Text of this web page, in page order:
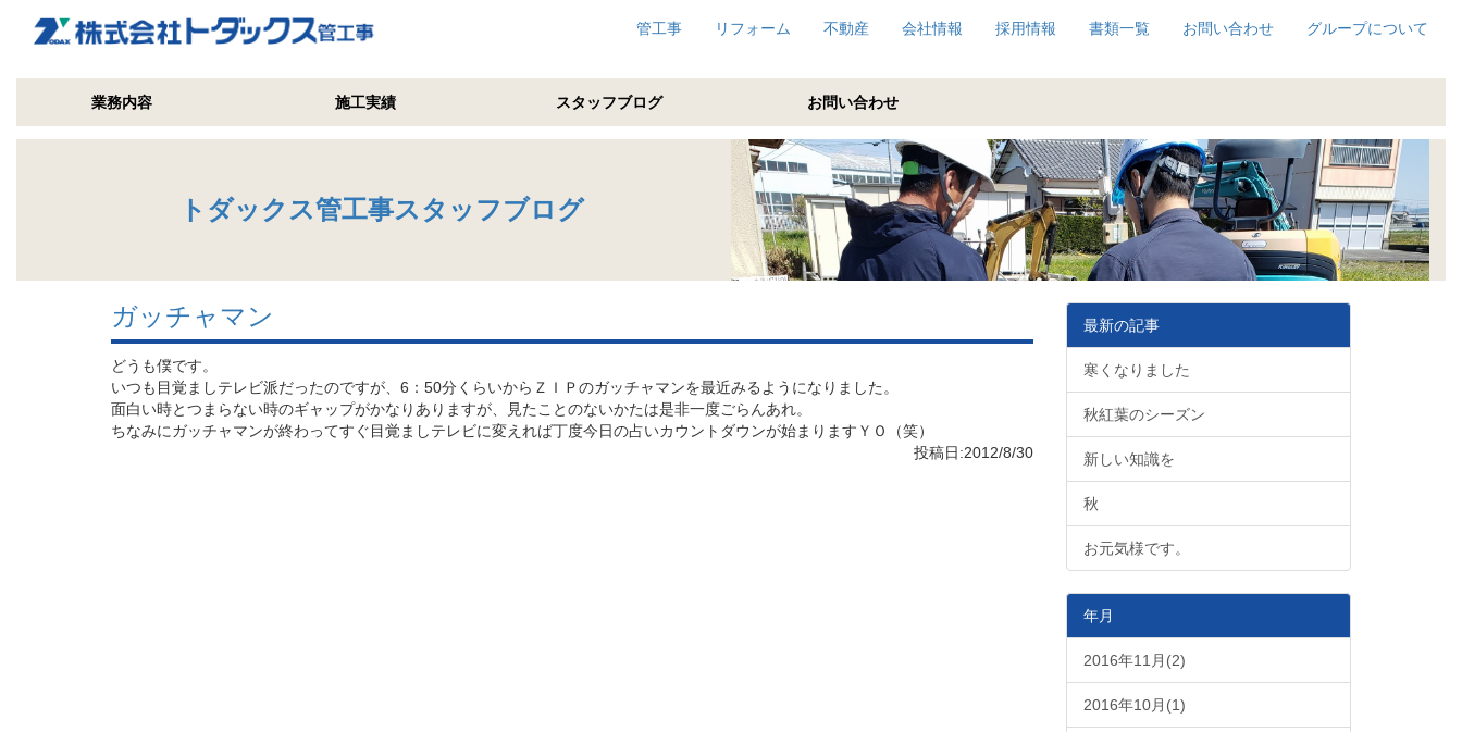
管工事 リフォーム 不動産 会社情報 採用情報 書類一覧 お問い合わせ グループについて
業務内容 施工実績 スタッフブログ お問い合わせ
トダックス管工事スタッフブログ
ガッチャマン
どうも僕です。
いつも目覚ましテレビ派だったのですが、6：50分くらいからＺＩＰのガッチャマンを最近みるようになりました。
面白い時とつまらない時のギャップがかなりありますが、見たことのないかたは是非一度ごらんあれ。
ちなみにガッチャマンが終わってすぐ目覚ましテレビに変えれば丁度今日の占いカウントダウンが始まりますＹＯ（笑）
投稿日:2012/8/30
最新の記事
寒くなりました
秋紅葉のシーズン
新しい知識を
秋
お元気様です。
年月
2016年11月(2)
2016年10月(1)